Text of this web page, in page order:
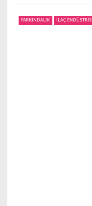
FARKINDALIK İLAÇ ENDÜSTRİSİ